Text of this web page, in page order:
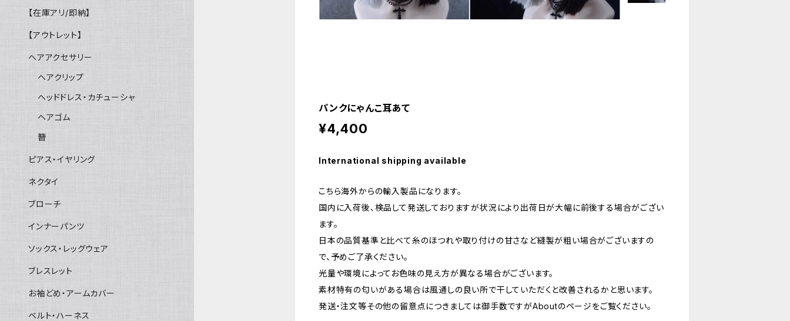
パンクにゃんこ耳あて
¥4,400
International shipping available
こちら海外からの輸入製品になります。
国内に入荷後、検品して発送しておりますが状況により出荷日が大幅に前後する場合がござい
ます。
日本の品質基準と比べて糸のほつれや取り付けの甘さなど縫製が粗い場合がございますの
で、予めご了承ください。
光量や環境によってお色味の見え方が異なる場合がございます。
素材特有の匂いがある場合は風通しの良い所で干していただくと改善されるかと思います。
発送・注文等その他の留意点につきましては御手数ですがAboutのページをご覧ください。
【在庫アリ/即納】
【アウトレット】
ヘアアクセサリー
ヘアクリップ
ヘッドドレス・カチューシャ
ヘアゴム
簪
ピアス・イヤリング
ネクタイ
ブローチ
インナーパンツ
ソックス・レッグウェア
ブレスレット
お袖どめ・アームカバー
ベルト・ハーネス